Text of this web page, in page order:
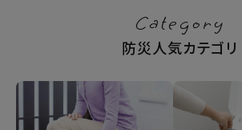
Category
防災人気カテゴリ